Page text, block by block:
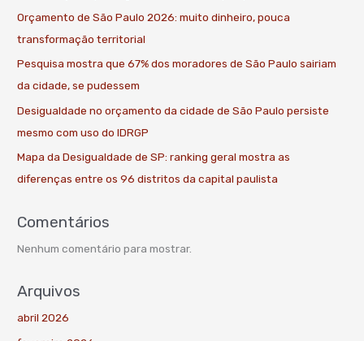
Orçamento de São Paulo 2026: muito dinheiro, pouca
transformação territorial
Pesquisa mostra que 67% dos moradores de São Paulo sairiam
da cidade, se pudessem
Desigualdade no orçamento da cidade de São Paulo persiste
mesmo com uso do IDRGP
Mapa da Desigualdade de SP: ranking geral mostra as
diferenças entre os 96 distritos da capital paulista
Comentários
Nenhum comentário para mostrar.
Arquivos
abril 2026